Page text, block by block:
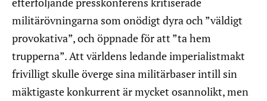
militärövningarna som onödigt dyra och ”väldigt
provokativa”, och öppnade för att ”ta hem
trupperna”. Att världens ledande imperialistmakt
frivilligt skulle överge sina militärbaser intill sin
mäktigaste konkurrent är mycket osannolikt, men